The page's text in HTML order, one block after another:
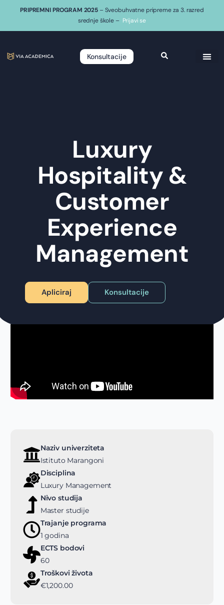
PRIPREMNI PROGRAM 2025 – Sveobuhvatne pripreme za 3. razred
srednje škole – Prijavi se
Konsultacije
Luxury
Hospitality &
Customer
Experience
Management
Apliciraj Konsultacije
Naziv univerziteta
Istituto Marangoni
Disciplina
Luxury Management
Nivo studija
Master studije
Trajanje programa
1 godina
ECTS bodovi
60
Troškovi života
€1,200.00